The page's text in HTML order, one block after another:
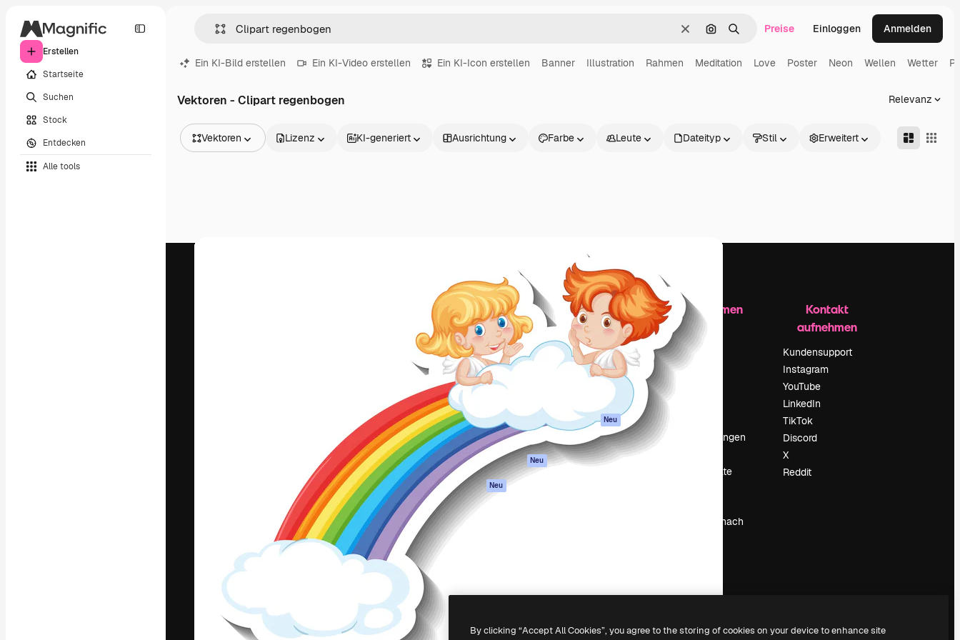
Erstellen
Startseite
Suchen
Stock
Entdecken
Alle tools
LöschenNach Bild suchen
SuchenPreise Einloggen Anmelden
Ein KI-Bild erstellen Ein KI-Video erstellen Ein KI-Icon erstellen Banner Illustration Rahmen Meditation Love Poster Neon Wellen Wetter
Vektoren - Clipart regenbogen Relevanz
Vektoren
Videos
Lizenz KI-generiert Ausrichtung Farbe Leute Dateityp Stil Erweitert
Die kreative Plattform, um deine beste
Arbeit zu verwirklichen. Mehr als 1 Million
Abonnenten unter Kreativen, Unternehmen,
Produkte
Spaces
KI-Assistent
KI-Bildgenerator
KI-Videogenerator
KI-
Stimmengenerator
Stock-Inhalte
MCP für
Claude/ChatGPT
Neu
Agenten Neu
API
Mobile App
Alle Magnific-Tools
Loslegen
Academy
Dokumentation
Support
Datenschutzerklärung
Originale Neu
Cookie-Richtlinie
Vertrauenszentrum
Unternehmen
Preise
Über uns
Reviews
Veranstaltungen
Deine Inhalte
Suchst du nach
Kontakt
aufnehmen
Kundensupport
Instagram
YouTube
LinkedIn
TikTok
Discord
X
Reddit
Freepik Company S.L.U.
By clicking “Accept All Cookies”, you agree to the storing of cookies on your device to enhance site